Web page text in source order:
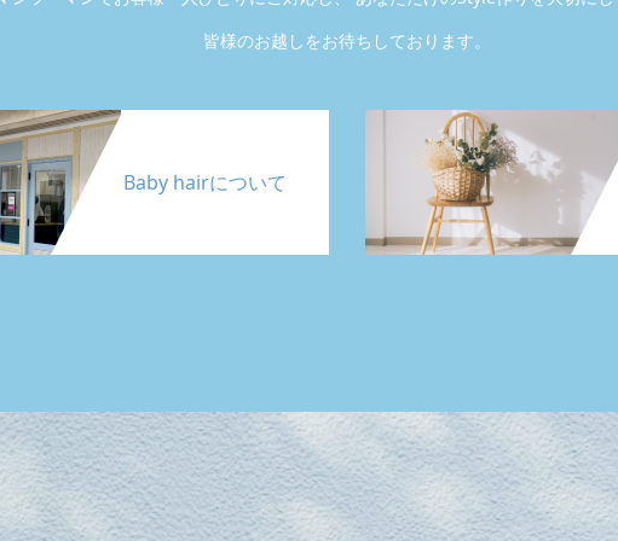
皆様のお越しをお待ちしております。
Baby hairについて